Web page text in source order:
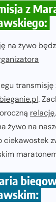
z
na żywo
transmisję
.
relację
żywo na
ciekawostek